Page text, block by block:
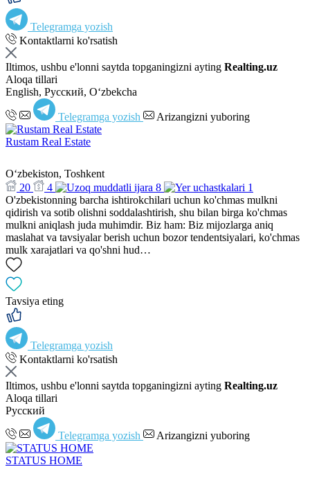
Telegramga yozish
Kontaktlarni ko'rsatish
Iltimos, ushbu e'lonni saytda topganingizni ayting Realting.uz
Aloqa tillari
English, Русский, Oʻzbekcha
Telegramga yozish Arizangizni yuboring
Rustam Real Estate
Oʻzbekiston, Toshkent
20
4 8
1
O'zbekistonning barcha ishtirokchilari uchun ko'chmas mulkni
qidirish va sotib olishni soddalashtirish, shu bilan birga ko'chmas
mulkni aniqlash juda muhimdir. Biz ham: Biz mijozlarga aniq
maslahat va tavsiyalar berish uchun bozor tendentsiyalari, ko'chmas
mulk xarajatlari va qo'shni hud…
Tavsiya eting
Telegramga yozish
Kontaktlarni ko'rsatish
Iltimos, ushbu e'lonni saytda topganingizni ayting Realting.uz
Aloqa tillari
Русский
Telegramga yozish Arizangizni yuboring
STATUS HOME